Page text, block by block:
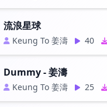
流浪星球
Keung To 姜濤 40
Dummy - 姜濤
Keung To 姜濤 25